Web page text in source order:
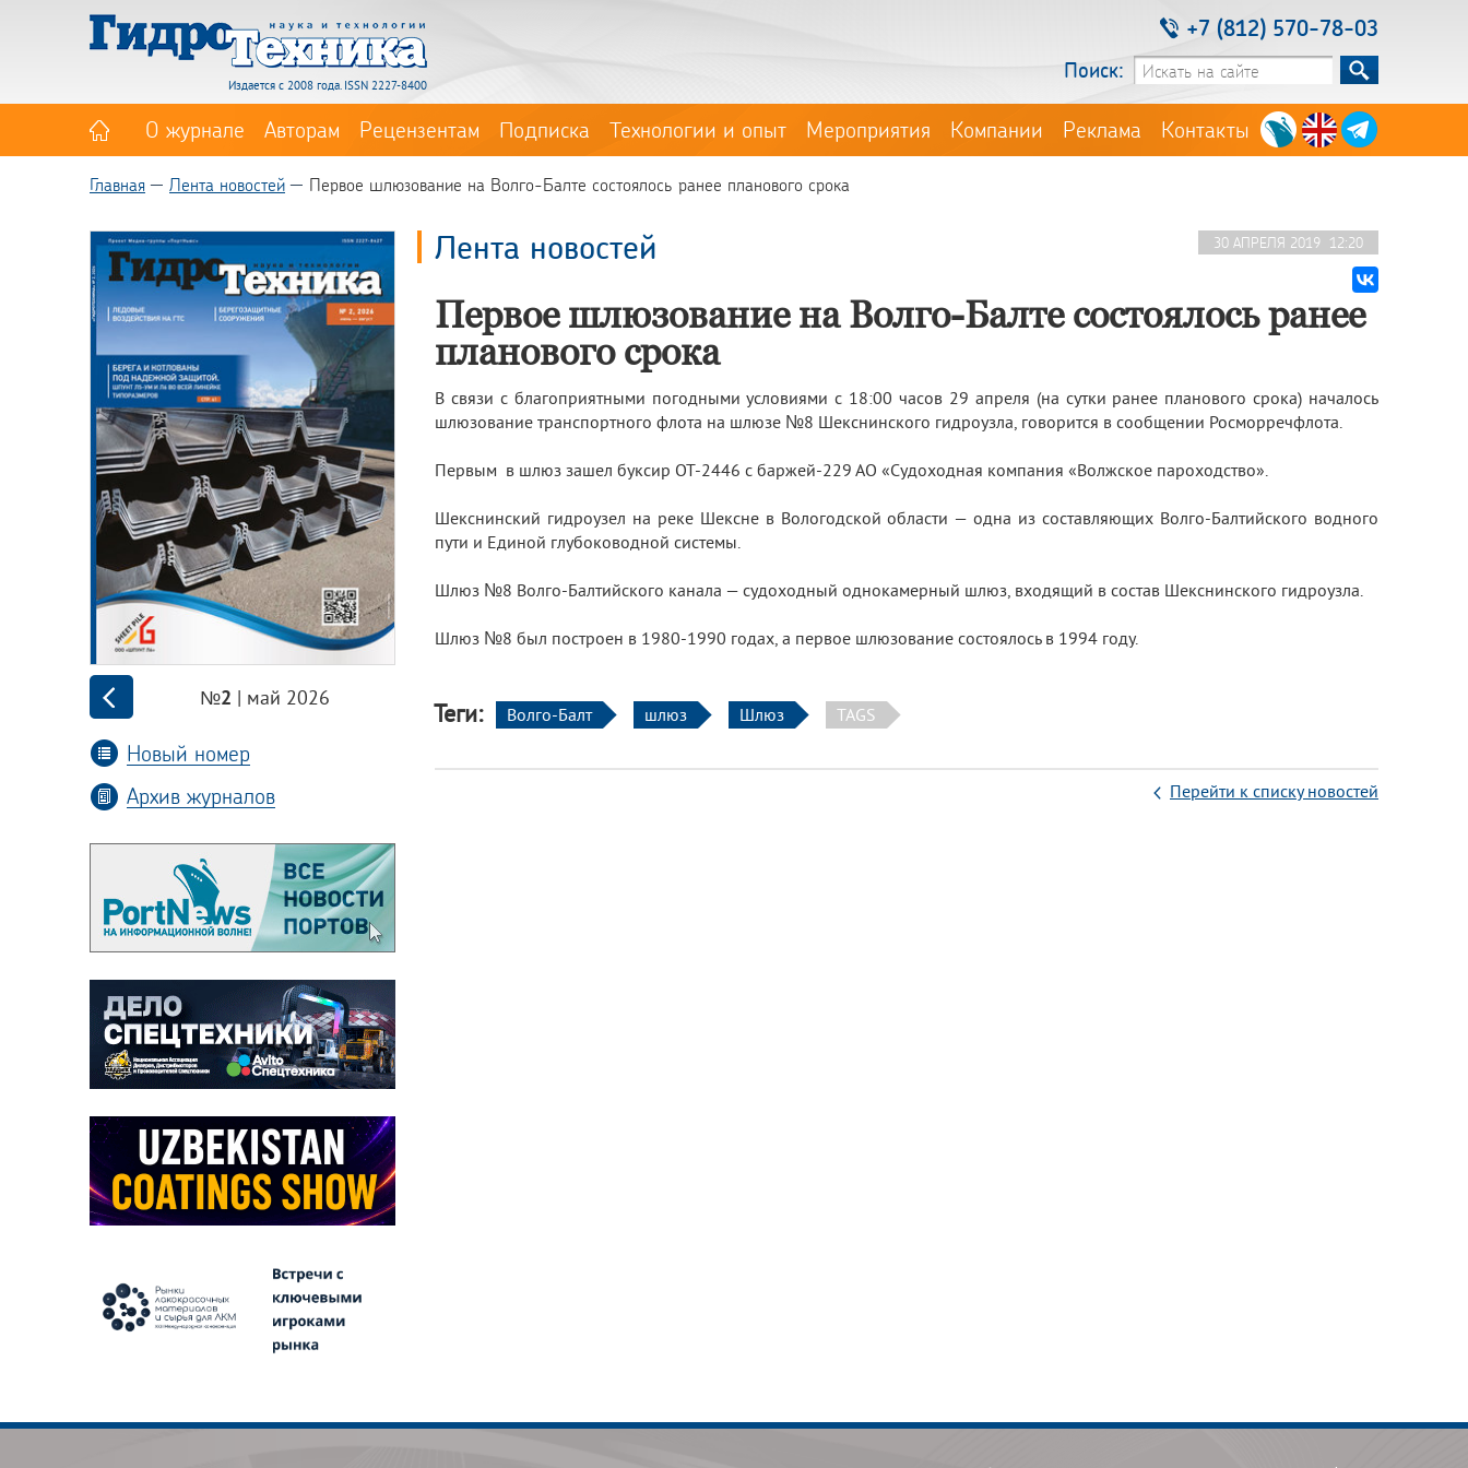
Издается с 2008 года. ISSN 2227-8400
+7 (812) 570-78-03
Поиск:
О журнале Авторам Рецензентам Подписка Технологии и опыт Мероприятия Компании Реклама Контакты
Главная Лента новостей Первое шлюзование на Волго-Балте состоялось ранее планового срока
№2 | май 2026
Новый номер
Архив журналов
30 АПРЕЛЯ 2019 12:20
Лента новостей
Первое шлюзование на Волго-Балте состоялось ранее
планового срока
В связи с благоприятными погодными условиями с 18:00 часов 29 апреля (на сутки ранее планового срока) началось
шлюзование транспортного флота на шлюзе №8 Шекснинского гидроузла, говорится в сообщении Росморречфлота.
Первым в шлюз зашел буксир ОТ-2446 с баржей-229 АО «Судоходная компания «Волжское пароходство».
Шекснинский гидроузел на реке Шексне в Вологодской области — одна из составляющих Волго-Балтийского водного
пути и Единой глубоководной системы.
Шлюз №8 Волго-Балтийского канала — судоходный однокамерный шлюз, входящий в состав Шекснинского гидроузла.
Шлюз №8 был построен в 1980-1990 годах, а первое шлюзование состоялось в 1994 году.
Теги: Волго-Балт шлюз Шлюз TAGS
Перейти к списку новостей